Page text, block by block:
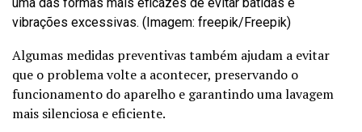
vibrações excessivas. (Imagem: freepik/Freepik)
Algumas medidas preventivas também ajudam a evitar
que o problema volte a acontecer, preservando o
funcionamento do aparelho e garantindo uma lavagem
mais silenciosa e eficiente.